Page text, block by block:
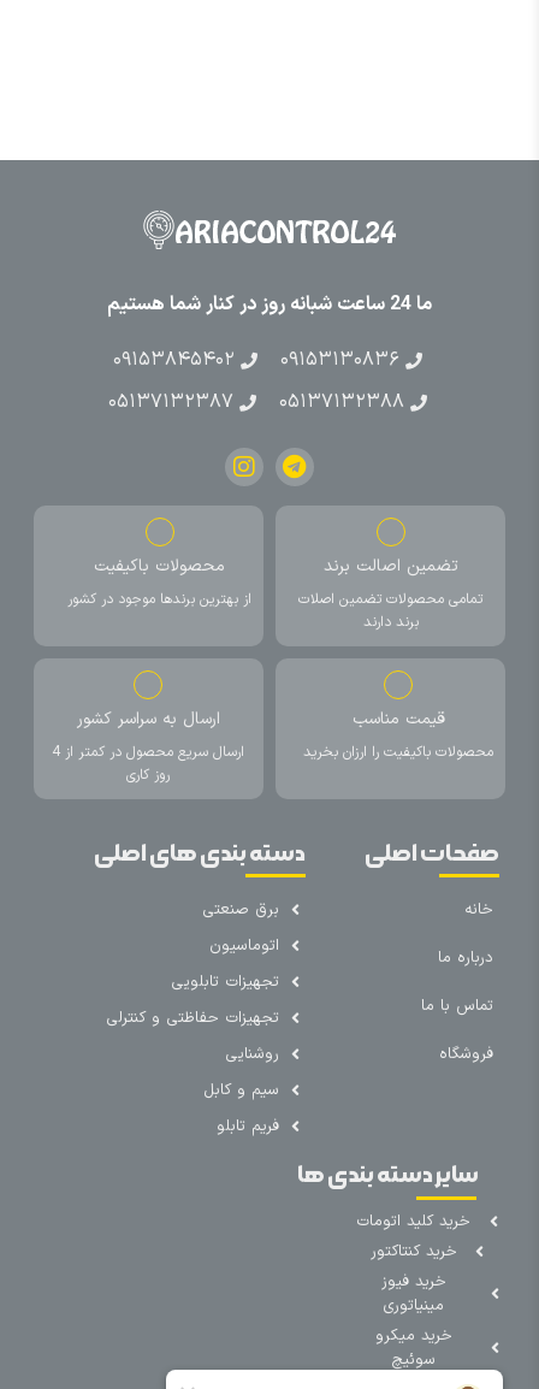
ما 24 ساعت شبانه روز در کنار شما هستیم
۰۹۱۵۳۱۳۰۸۳۶
۰۹۱۵۳۸۴۵۴۰۲
۰۵۱۳۷۱۳۲۳۸۸
۰۵۱۳۷۱۳۲۳۸۷
تضمین اصالت برند
تمامی محصولات تضمین اصلات
برند دارند
محصولات باکیفیت
از بهترین برندها موجود در کشور
قیمت مناسب
محصولات باکیفیت را ارزان بخرید
ارسال به سراسر کشور
ارسال سریع محصول در کمتر از 4
روز کاری
صفحات اصلی
خانه
درباره ما
تماس با ما
فروشگاه
دسته بندی های اصلی
برق صنعتی
اتوماسیون
تجهیزات تابلویی
تجهیزات حفاظتی و کنترلی
روشنایی
سیم و کابل
فریم تابلو
سایر دسته بندی ها
خرید کلید اتومات
خرید کنتاکتور
خرید فیوز
مینیاتوری
خرید میکرو
سوئیچ